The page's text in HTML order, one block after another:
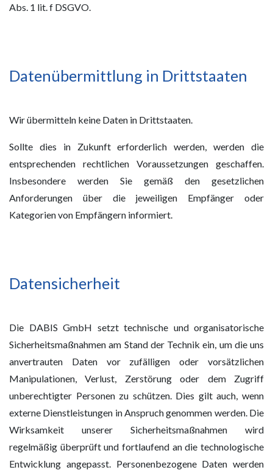
Abs. 1 lit. f DSGVO.
Datenübermittlung in Drittstaaten
Wir übermitteln keine Daten in Drittstaaten.
Sollte dies in Zukunft erforderlich werden, werden die
entsprechenden rechtlichen Voraussetzungen geschaffen.
Insbesondere werden Sie gemäß den gesetzlichen
Anforderungen über die jeweiligen Empfänger oder
Kategorien von Empfängern informiert.
Datensicherheit
Die DABIS GmbH setzt technische und organisatorische
Sicherheitsmaßnahmen am Stand der Technik ein, um die uns
anvertrauten Daten vor zufälligen oder vorsätzlichen
Manipulationen, Verlust, Zerstörung oder dem Zugriff
unberechtigter Personen zu schützen. Dies gilt auch, wenn
externe Dienstleistungen in Anspruch genommen werden. Die
Wirksamkeit unserer Sicherheitsmaßnahmen wird
regelmäßig überprüft und fortlaufend an die technologische
Entwicklung angepasst. Personenbezogene Daten werden